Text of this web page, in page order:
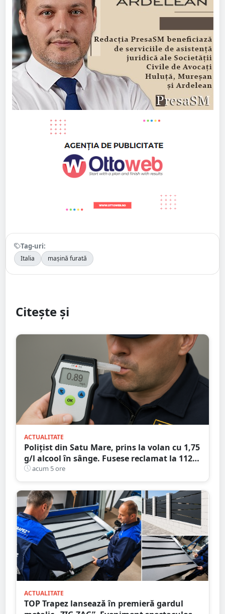
Tag-uri:
Italia mașină furată
Citește și
ACTUALITATE
Polițist din Satu Mare, prins la volan cu 1,75
g/l alcool în sânge. Fusese reclamat la 112
că circula pe contrasens
acum 5 ore
ACTUALITATE
TOP Trapez lansează în premieră gardul